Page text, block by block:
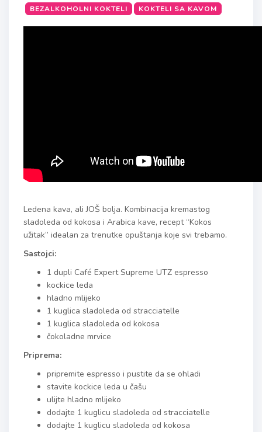
BEZALKOHOLNI KOKTELI KOKTELI SA KAVOM
Ledena kava, ali JOŠ bolja. Kombinacija kremastog
sladoleda od kokosa i Arabica kave, recept “Kokos
užitak” idealan za trenutke opuštanja koje svi trebamo.
Sastojci:
1 dupli Café Expert Supreme UTZ espresso
kockice leda
hladno mlijeko
1 kuglica sladoleda od stracciatelle
1 kuglica sladoleda od kokosa
čokoladne mrvice
Priprema:
pripremite espresso i pustite da se ohladi
stavite kockice leda u čašu
ulijte hladno mlijeko
dodajte 1 kuglicu sladoleda od stracciatelle
dodajte 1 kuglicu sladoleda od kokosa